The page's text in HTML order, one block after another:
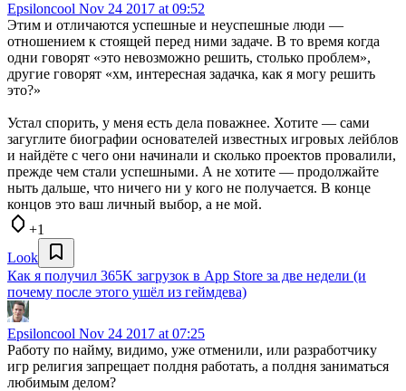
Epsiloncool Nov 24 2017 at 09:52
Этим и отличаются успешные и неуспешные люди —
отношением к стоящей перед ними задаче. В то время когда
одни говорят «это невозможно решить, столько проблем»,
другие говорят «хм, интересная задачка, как я могу решить
это?»
Устал спорить, у меня есть дела поважнее. Хотите — сами
загуглите биографии основателей известных игровых лейблов
и найдёте с чего они начинали и сколько проектов провалили,
прежде чем стали успешными. А не хотите — продолжайте
ныть дальше, что ничего ни у кого не получается. В конце
концов это ваш личный выбор, а не мой.
+1
Look
Как я получил 365K загрузок в App Store за две недели (и
почему после этого ушёл из геймдева)
Epsiloncool Nov 24 2017 at 07:25
Работу по найму, видимо, уже отменили, или разработчику
игр религия запрещает полдня работать, а полдня заниматься
любимым делом?